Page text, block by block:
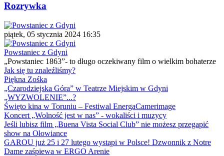
Rozrywka
piątek, 05 stycznia 2024 16:35
Powstaniec z Gdyni
„Powstaniec 1863”- to długo oczekiwany film o wielkim bohaterze
Jak się tu znaleźliśmy?
Piękna Zośka
„Czarodziejska Góra” w Teatrze Miejskim w Gdyni
„WYZWOLENIE”...?
Święto kina w Toruniu – Festiwal EnergaCamerimage
Koncert „Wolność jest w nas” - wokaliści i muzycy
Jeśli lubisz film „Buena Vista Social Club” nie możesz przegapić
show na Ołowiance
GAROU już 25 i 27 lutego wystąpi w Polsce! Dzwonnik z Notre
Dame zaśpiewa w ERGO Arenie